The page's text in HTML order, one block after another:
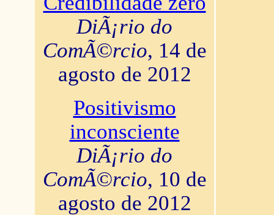
DiÃ¡rio do
ComÃ©rcio, 14 de
agosto de 2012
Positivismo
inconsciente
DiÃ¡rio do
ComÃ©rcio, 10 de
agosto de 2012